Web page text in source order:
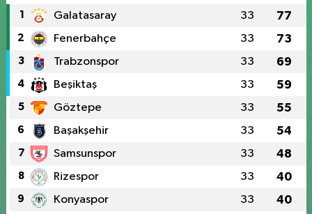
1 Galatasaray 33 77
2 Fenerbahçe 33 73
3 Trabzonspor 33 69
4 Beşiktaş 33 59
5 Göztepe 33 55
6 Başakşehir 33 54
7 Samsunspor 33 48
8 Rizespor 33 40
9 Konyaspor 33 40